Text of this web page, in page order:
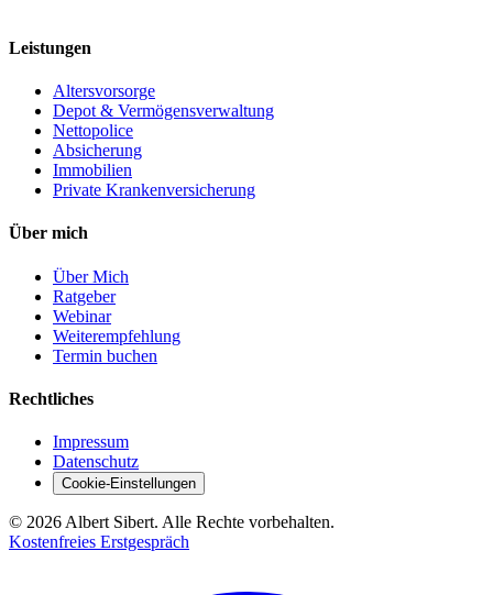
Leistungen
Altersvorsorge
Depot & Vermögensverwaltung
Nettopolice
Absicherung
Immobilien
Private Krankenversicherung
Über mich
Über Mich
Ratgeber
Webinar
Weiterempfehlung
Termin buchen
Rechtliches
Impressum
Datenschutz
Cookie-Einstellungen
© 2026 Albert Sibert. Alle Rechte vorbehalten.
Kostenfreies Erstgespräch